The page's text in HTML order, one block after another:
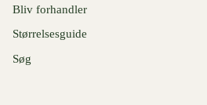
Bliv forhandler
Størrelsesguide
Søg